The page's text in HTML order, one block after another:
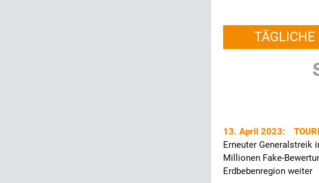
TÄGLICHE
13. April 2023:
Erneuter Generalstreik
Millionen Fake-
Erdbebenregion weiter